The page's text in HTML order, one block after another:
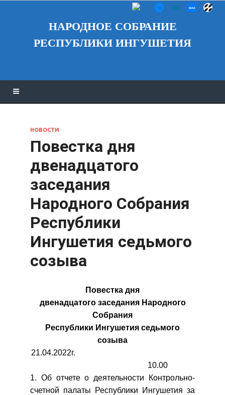
НАРОДНОЕ СОБРАНИЕ
РЕСПУБЛИКИ ИНГУШЕТИЯ
НОВОСТИ
Повестка дня
двенадцатого
заседания
Народного Собрания
Республики
Ингушетия седьмого
созыва
Повестка дня
двенадцатого заседания Народного
Собрания
Республики Ингушетия седьмого
созыва
21.04.2022г.
10.00
1. Об отчете о деятельности Контрольно-
счетной палаты Республики Ингушетия за